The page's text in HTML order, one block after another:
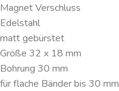
Magnet Verschluss
Edelstahl
matt gebürstet
Größe 32 x 18 mm
Bohrung 30 mm
für flache Bänder bis 30 mm